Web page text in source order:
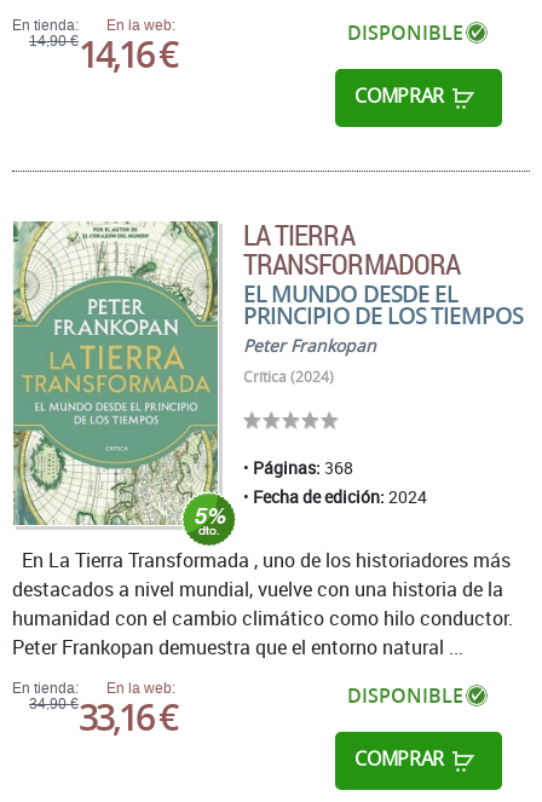
En tienda:
14,90 €
En la web:
14,16 € DISPONIBLE
COMPRAR
LA TIERRA
TRANSFORMADORA
EL MUNDO DESDE EL
PRINCIPIO DE LOS TIEMPOS
Peter Frankopan
Crítica (2024)
Páginas: 368
Fecha de edición: 2024
En tienda:
34,90 €
En la web:
33,16 € DISPONIBLE
COMPRAR
En La Tierra Transformada , uno de los historiadores más
destacados a nivel mundial, vuelve con una historia de la
humanidad con el cambio climático como hilo conductor.
Peter Frankopan demuestra que el entorno natural ...